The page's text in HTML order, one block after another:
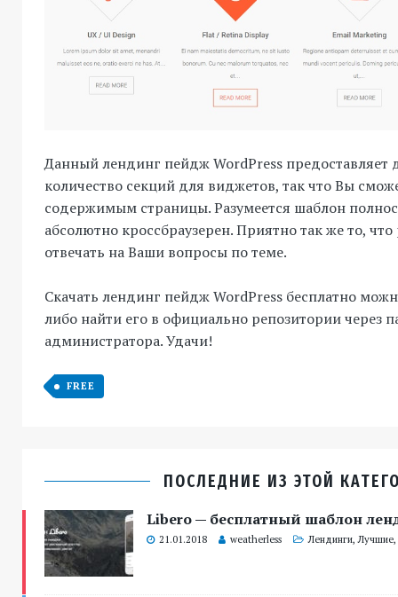
Данный лендинг пейдж WordPress предоставляет
количество секций для виджетов, так что Вы
содержимым страницы. Разумеется шаблон
абсолютно кроссбраузерен. Приятно так же то, что
отвечать на Ваши вопросы по теме.
Скачать лендинг пейдж WordPress бесплатно
либо найти его в официально репозитории через
администратора. Удачи!
FREE
ПОСЛЕДНИЕ ИЗ ЭТОЙ
Libero — бесплатный шаблон
21.01.2018 weatherless Лендинги,Лучшие,